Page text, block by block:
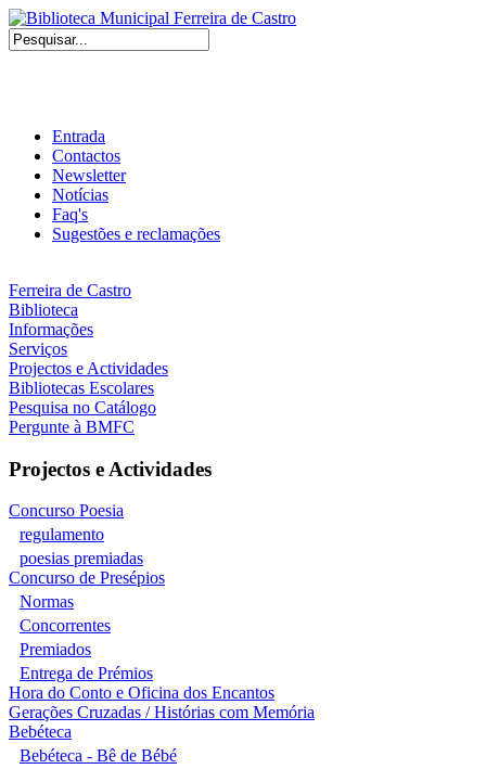
Entrada
Contactos
Newsletter
Notícias
Faq's
Sugestões e reclamações
Ferreira de Castro
Biblioteca
Informações
Serviços
Projectos e Actividades
Bibliotecas Escolares
Pesquisa no Catálogo
Pergunte à BMFC
Projectos e Actividades
Concurso Poesia
regulamento
poesias premiadas
Concurso de Presépios
Normas
Concorrentes
Premiados
Entrega de Prémios
Hora do Conto e Oficina dos Encantos
Gerações Cruzadas / Histórias com Memória
Bebéteca
Bebéteca - Bê de Bébé